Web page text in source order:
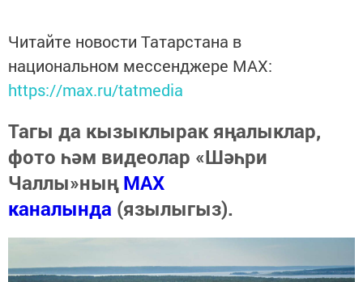
Читайте новости Татарстана в
национальном мессенджере MАХ:
https://max.ru/tatmedia
Тагы да кызыклырак яңалыклар,
фото һәм видеолар «Шәһри
Чаллы»ныңMAX
каналында (язылыгыз).